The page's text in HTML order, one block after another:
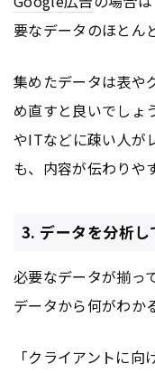
要なデータのほとん
集めたデータは表や
め直すと良いでしょ
やITなどに疎い人が
も、内容が伝わりや
3. データを分析し
必要なデータが揃っ
データから何がわか
「クライアントに